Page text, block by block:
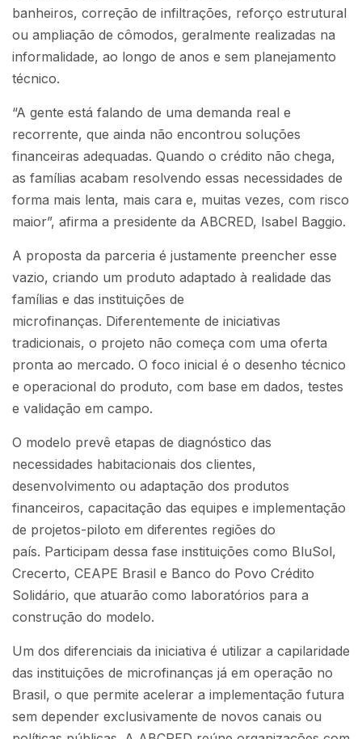
banheiros, correção de infiltrações, reforço estrutural
ou ampliação de cômodos, geralmente realizadas na
informalidade, ao longo de anos e sem planejamento
técnico.
“A gente está falando de uma demanda real e
recorrente, que ainda não encontrou soluções
financeiras adequadas. Quando o crédito não chega,
as famílias acabam resolvendo essas necessidades de
forma mais lenta, mais cara e, muitas vezes, com risco
maior”, afirma a presidente da ABCRED, Isabel Baggio.
A proposta da parceria é justamente preencher esse
vazio, criando um produto adaptado à realidade das
famílias e das instituições de
microfinanças. Diferentemente de iniciativas
tradicionais, o projeto não começa com uma oferta
pronta ao mercado. O foco inicial é o desenho técnico
e operacional do produto, com base em dados, testes
e validação em campo.
O modelo prevê etapas de diagnóstico das
necessidades habitacionais dos clientes,
desenvolvimento ou adaptação dos produtos
financeiros, capacitação das equipes e implementação
de projetos-piloto em diferentes regiões do
país. Participam dessa fase instituições como BluSol,
Crecerto, CEAPE Brasil e Banco do Povo Crédito
Solidário, que atuarão como laboratórios para a
construção do modelo.
Um dos diferenciais da iniciativa é utilizar a capilaridade
das instituições de microfinanças já em operação no
Brasil, o que permite acelerar a implementação futura
sem depender exclusivamente de novos canais ou